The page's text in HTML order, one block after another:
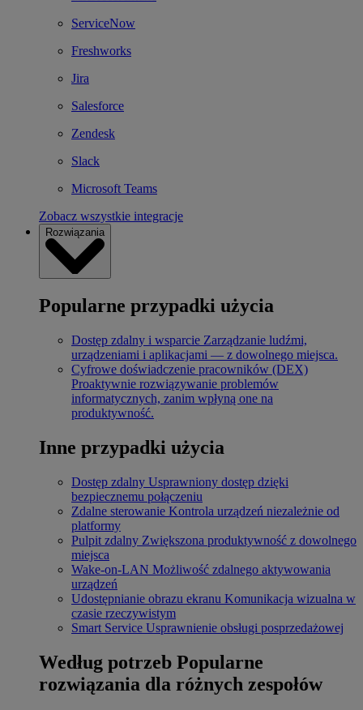
ServiceNow
Freshworks
Jira
Salesforce
Zendesk
Slack
Microsoft Teams
Zobacz wszystkie integracje
Rozwiązania
Popularne przypadki użycia
Dostęp zdalny i wsparcie Zarządzanie ludźmi,
urządzeniami i aplikacjami — z dowolnego miejsca.
Cyfrowe doświadczenie pracowników (DEX)
Proaktywnie rozwiązywanie problemów
informatycznych, zanim wpłyną one na
produktywność.
Inne przypadki użycia
Dostęp zdalny Usprawniony dostęp dzięki
bezpiecznemu połączeniu
Zdalne sterowanie Kontrola urządzeń niezależnie od
platformy
Pulpit zdalny Zwiększona produktywność z dowolnego
miejsca
Wake-on-LAN Możliwość zdalnego aktywowania
urządzeń
Udostępnianie obrazu ekranu Komunikacja wizualna w
czasie rzeczywistym
Smart Service Usprawnienie obsługi posprzedażowej
Według potrzeb Popularne
rozwiązania dla różnych zespołów